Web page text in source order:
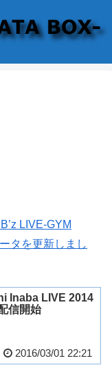
LIVE-GYM
タを更新しまし
Inaba LIVE 2014
信開始
2016/03/01 22:21